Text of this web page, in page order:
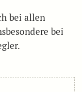
bei allen
bei